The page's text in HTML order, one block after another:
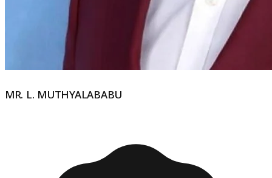
MR. L. MUTHYALABABU